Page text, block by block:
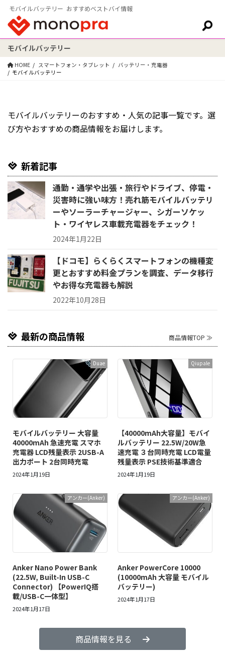
モバイルバッテリー おすすめベストバイ情報
検索:
モバイルバッテリー
HOME スマートフォン・タブレット
バッテリー・充電器
モバイルバッテリー
モバイルバッテリーのおすすめ・人気の記事一覧です。選
び方やおすすめの商品情報をお届けします。
新着記事
通勤・通学や出張・旅行やドライブ、停電・
災害時に強い味方！売れ筋モバイルバッテリ
ーやソーラーチャージャー、シガーソケッ
ト・ワイヤレス車載充電器をチェック！
2024年1月22日
【ドコモ】らくらくスマートフォンの機種変
更とおすすめ料金プランを調査、データ移行
やお得な充電器も解説
2022年10月28日
最新の商品情報 商品情報TOP ≫
Duae
モバイルバッテリー 大容量
40000mAh 急速充電 スマホ
充電器 LCD残量表示 2USB-A
出力ポート 2台同時充電
2024年1月19日
Qiupale
【40000mAh大容量】モバイ
ルバッテリー 22.5W/20W急
速充電 ３台同時充電 LCD電量
残量表示 PSE技術基準適合
2024年1月19日
アンカー(Anker)
Anker Nano Power Bank
(22.5W, Built-In USB-C
Connector) 【PowerIQ搭
載/USB-C一体型】
2024年1月17日
アンカー(Anker)
Anker PowerCore 10000
(10000mAh 大容量 モバイル
バッテリー)
2024年1月17日
商品情報を見る